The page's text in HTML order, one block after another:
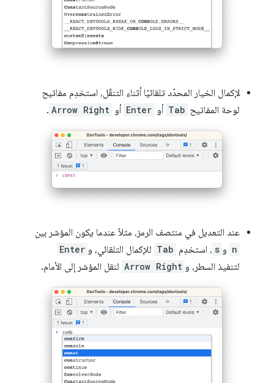
لإكمال الخيار المحدّد تلقائيًا أثناء التنقّل، استخدِم مفاتيح
لوحة المفاتيح Tab أو Enter أو Arrow Right
.
عند التعديل في منتصف الرمز، مثلاً عندما يكون المؤشر بين
n و s ، استخدِم Tab للإكمال التلقائي، و Enter
لتنفيذ السطر، و Arrow Right لنقل المؤشر إلى الأمام.